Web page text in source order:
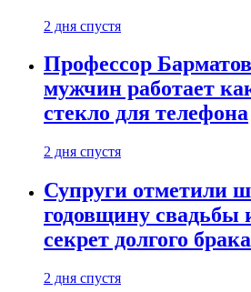
2 дня спустя
Профессор
мужчин работает
стекло для телефона
2 дня спустя
Супруги отметили
годовщину свадьбы
секрет долгого брака
2 дня спустя